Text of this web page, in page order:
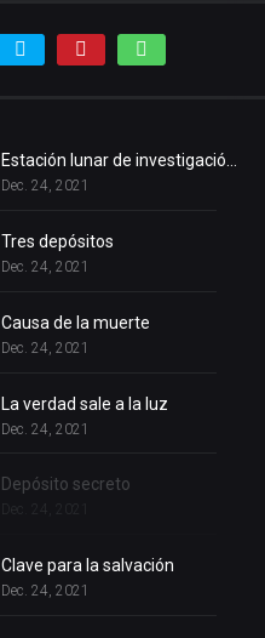
Dec. 24, 2021
Tres depósitos
Dec. 24, 2021
Causa de la muerte
Dec. 24, 2021
La verdad sale a la luz
Dec. 24, 2021
Depósito secreto
Dec. 24, 2021
Clave para la salvación
Dec. 24, 2021